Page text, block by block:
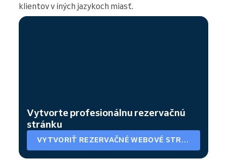
klientov v iných jazykoch miasť.
Vytvorte profesionálnu rezervačnú
stránku
VYTVORIŤ REZERVAČNÉ WEBOVÉ STRÁNKY